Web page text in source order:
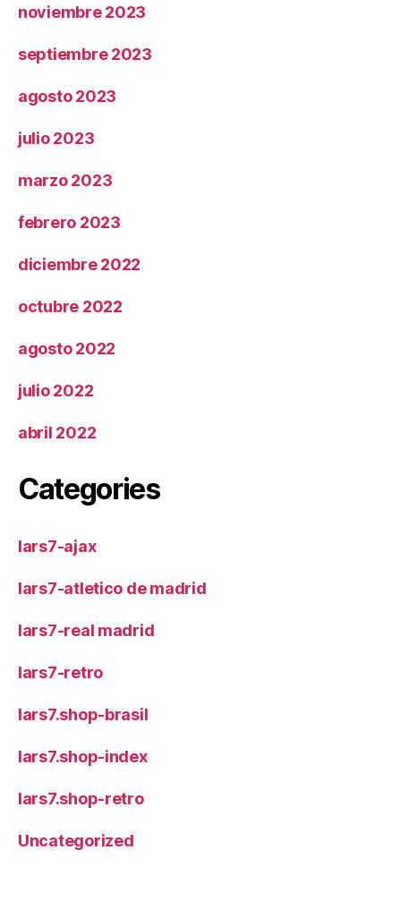
noviembre 2023
septiembre 2023
agosto 2023
julio 2023
marzo 2023
febrero 2023
diciembre 2022
octubre 2022
agosto 2022
julio 2022
abril 2022
Categories
lars7-ajax
lars7-atletico de madrid
lars7-real madrid
lars7-retro
lars7.shop-brasil
lars7.shop-index
lars7.shop-retro
Uncategorized